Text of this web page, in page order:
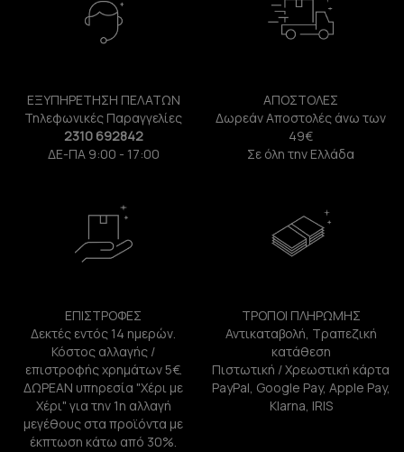
ΕΞΥΠΗΡΕΤΗΣΗ ΠΕΛΑΤΩΝ
Τηλεφωνικές Παραγγελίες
2310 692842
ΔΕ-ΠΑ 9:00 - 17:00
ΑΠΟΣΤΟΛΕΣ
Δωρεάν Αποστολές άνω των
49€
Σε όλη την Ελλάδα
ΕΠΙΣΤΡΟΦΕΣ
Δεκτές εντός 14 ημερών.
Κόστος αλλαγής /
επιστροφής χρημάτων 5€.
ΔΩΡΕΑΝ υπηρεσία "Χέρι με
Χέρι" για την 1η αλλαγή
μεγέθους στα προϊόντα με
έκπτωση κάτω από 30%.
ΤΡΟΠΟΙ ΠΛΗΡΩΜΗΣ
Αντικαταβολή, Τραπεζική
κατάθεση
Πιστωτική / Χρεωστική κάρτα
PayPal, Google Pay, Apple Pay,
Klarna, IRIS